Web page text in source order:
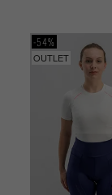
OUTLET
54%